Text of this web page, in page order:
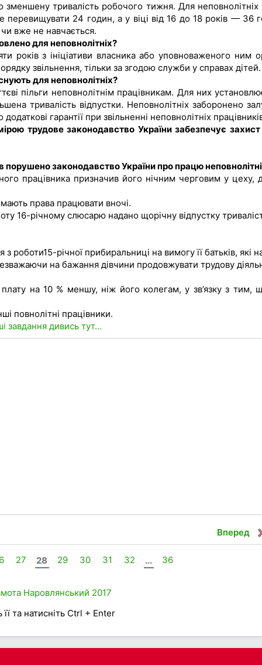
тривалість робочого тижня. Для неповнолітніх
24 годин, а у віці від 16 до 18 років — 36
вже не навчається.
для неповнолітніх?
років з ініціативи власника або уповноваженого ним
звільнення, тільки за згодою служби у справах дітей.
для неповнолітніх?
пільги неповнолітнім працівникам. Для них
тривалість відпустки. Неповнолітніх заборонено
гарантії при звільненні неповнолітніх
трудове законодавство України забезпечує
порушено законодавство України про працю
працівника призначив його нічним черговим у цеху,
права працювати вночі.
16-річному слюсарю надано щорічну відпустку
роботи15-річної прибиральниці на вимогу її батьків, які
на бажання дівчини продовжувати трудову
плату на 10 % меншу, ніж його колегам, у зв’язку з тим,
повнолітні працівники.
завдання дивись тут...
Вперед
27 28 29 30 31 32 ... 36
Наровлянський 2017
та натисніть Ctrl + Enter